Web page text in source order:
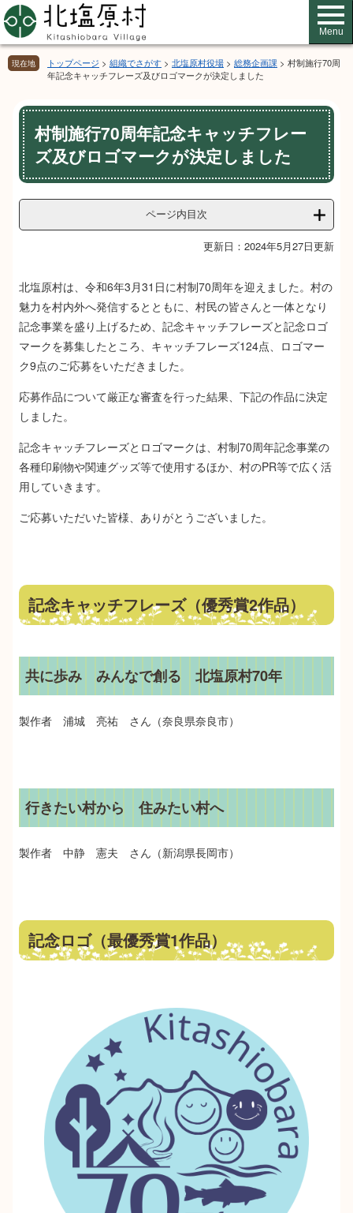
ペ
ー
ジ
の
先
メ
ニ
ュ
ー
を
Menu
現在地 トップページ > 組織でさがす > 北塩原村役場 > 総務企画課 > 村制施行70周
年記念キャッチフレーズ及びロゴマークが決定しました
本
文
村制施行70周年記念キャッチフレー
ズ及びロゴマークが決定しました
ページ内目次
更新日：2024年5月27日更新
北塩原村は、令和6年3月31日に村制70周年を迎えました。村の
魅力を村内外へ発信するとともに、村民の皆さんと一体となり
記念事業を盛り上げるため、記念キャッチフレーズと記念ロゴ
マークを募集したところ、キャッチフレーズ124点、ロゴマー
ク9点のご応募をいただきました。
応募作品について厳正な審査を行った結果、下記の作品に決定
しました。
記念キャッチフレーズとロゴマークは、村制70周年記念事業の
各種印刷物や関連グッズ等で使用するほか、村のPR等で広く活
用していきます。
ご応募いただいた皆様、ありがとうございました。
記念キャッチフレーズ（優秀賞2作品）
共に歩み みんなで創る 北塩原村70年
製作者 浦城 亮祐 さん（奈良県奈良市）
行きたい村から 住みたい村へ
製作者 中静 憲夫 さん（新潟県長岡市）
記念ロゴ（最優秀賞1作品）